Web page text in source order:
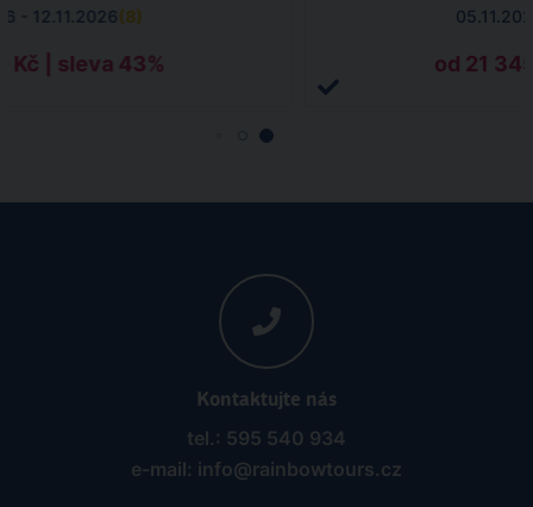
- 12.11.2026(8)
Kč | sleva 43% od 21
Kontaktujte nás
tel.: 595 540 934
e-mail: info@rainbowtours.cz